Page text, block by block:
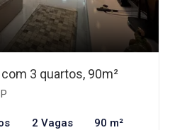
3 quartos, 90m²
2 Vagas 90 m²